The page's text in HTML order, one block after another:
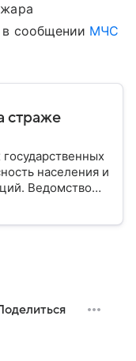
в сообщении МЧС
страже
населения и
Ведомство
от
какие
в